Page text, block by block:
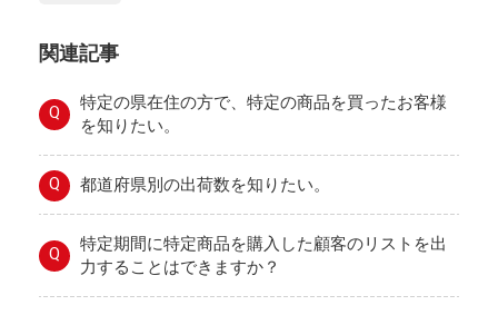
関連記事
Q
特定の県在住の方で、特定の商品を買ったお客様
を知りたい。
Q 都道府県別の出荷数を知りたい。
Q
特定期間に特定商品を購入した顧客のリストを出
力することはできますか？